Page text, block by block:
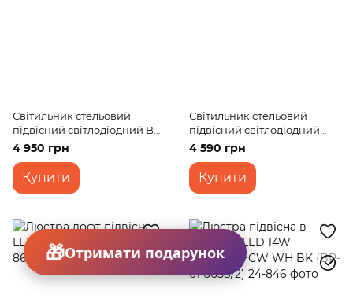
Світильник стельовий
підвісний світлодіодний BL-
361S/3*3W WH led
4 950 грн
Купити
Світильник стельовий
підвісний світлодіодний
молекула BL-566S/3*5W WW
4 590 грн
Купити
Отримати подарунок